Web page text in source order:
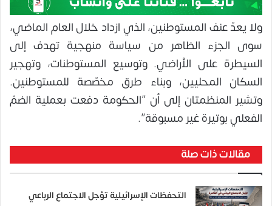
ولا يعدّ عنف المستوطنين، الذي ازداد خلال العام الماضي،
سوى الجزء الظاهر من سياسة منهجية تهدف إلى
السيطرة على الأراضي. وتوسيع المستوطنات، وتهجير
السكان المحليين، وبناء طرق مخصّصة للمستوطنين.
وتشير المنظمتان إلى أن ”الحكومة دفعت بعملية الضمّ
الفعلي بوتيرة غير مسبوقة”.
مقالات ذات صلة
التحفظات الإسرائيلية تؤجل الاجتماع الرباعي